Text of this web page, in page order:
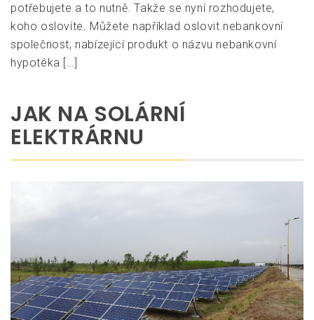
potřebujete a to nutně. Takže se nyní rozhodujete,
koho oslovíte. Můžete například oslovit nebankovní
společnost, nabízející produkt o názvu nebankovní
hypotéka […]
JAK NA SOLÁRNÍ
ELEKTRÁRNU